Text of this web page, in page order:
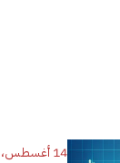
14 أغسطس، 2024